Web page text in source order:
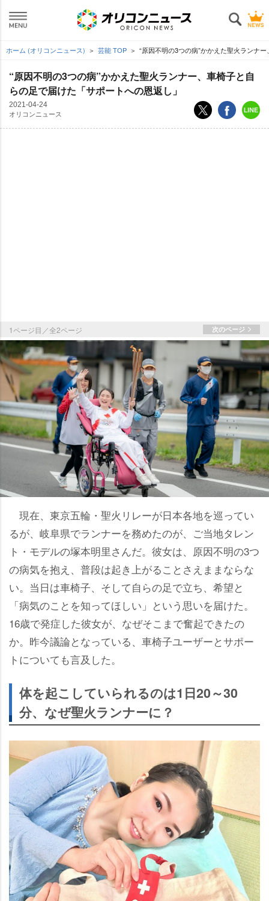
ホーム (オリコンニュース) 芸能 TOP “原因不明の3つの病”かかえた聖火ランナ
“原因不明の3つの病”かかえた聖火ランナー、車椅子と自
らの足で届けた「サポートへの恩返し」
2021-04-24
オリコンニュース
1ページ目／全2ページ 次のページ
現在、東京五輪・聖火リレーが日本各地を巡ってい
るが、岐阜県でランナーを務めたのが、ご当地タレン
ト・モデルの塚本明里さんだ。彼女は、原因不明の3つ
の病気を抱え、普段は起き上がることさえままならな
い。当日は車椅子、そして自らの足で立ち、希望と
「病気のことを知ってほしい」という思いを届けた。
16歳で発症した彼女が、なぜそこまで奮起できたの
か。昨今議論となっている、車椅子ユーザーとサポー
トについても言及した。
体を起こしていられるのは1日20～30
分、なぜ聖火ランナーに？